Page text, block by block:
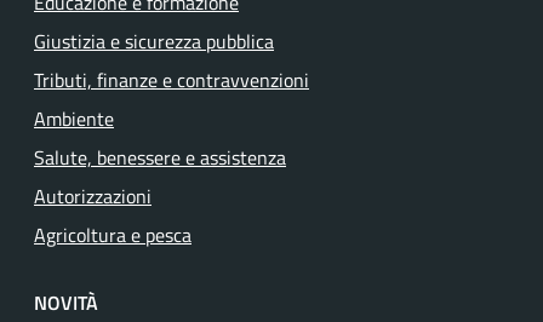
Giustizia e sicurezza pubblica
Tributi, finanze e contravvenzioni
Ambiente
Salute, benessere e assistenza
Autorizzazioni
Agricoltura e pesca
NOVITÀ